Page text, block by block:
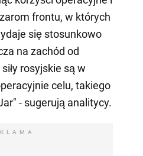
frontu, w których
się stosunkowo
na zachód od
rosyjskie są w
celu, takiego
- sugerują analitycy.